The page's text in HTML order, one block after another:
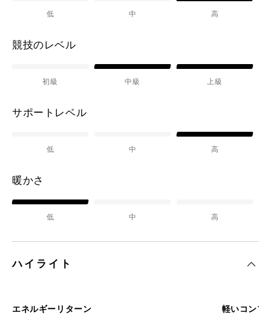
低 中 高
競技のレベル
初級 中級 上級
サポートレベル
低 中 高
暖かさ
低 中 高
ハイライト
エネルギーリターン 軽いコンプ